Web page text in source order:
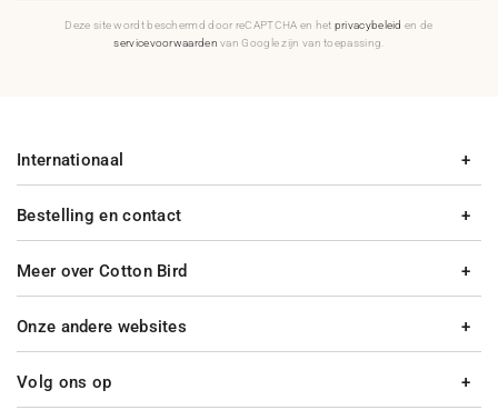
Deze site wordt beschermd door reCAPTCHA en het privacybeleid en de
servicevoorwaarden van Google zijn van toepassing.
Bestelling en contact
Meer over Cotton Bird
Internationaal
Onze andere websites
Volg ons op